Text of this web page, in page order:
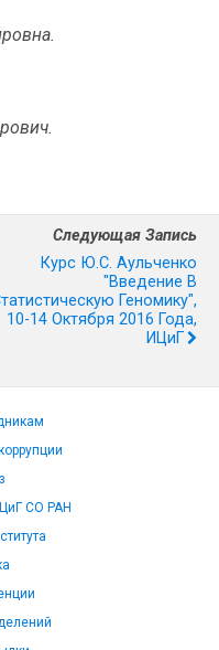
Следующая Запись
Курс Ю.С. Аульченко
"Введение В
Геномику",
10-14 Октября 2016 Года,
ИЦиГ
СО РАН